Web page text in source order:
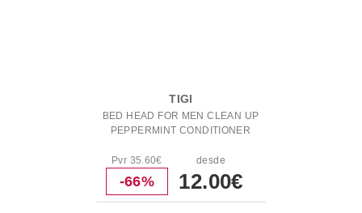
TIGI
BED HEAD FOR MEN CLEAN UP
PEPPERMINT CONDITIONER
Pvr 35.60€
-66%
desde
12.00€